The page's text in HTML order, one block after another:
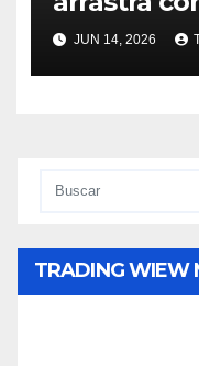
JUN 14, 2026
TRADING WIEW